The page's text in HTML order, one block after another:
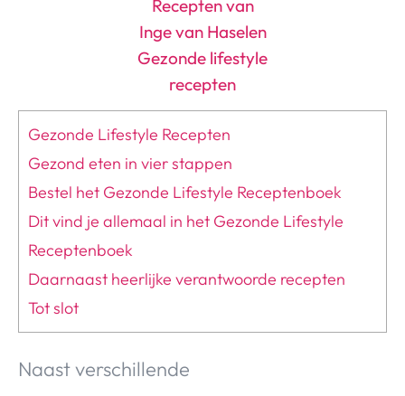
Gezonde Lifestyle Recepten
Gezond eten in vier stappen
Bestel het Gezonde Lifestyle Receptenboek
Dit vind je allemaal in het Gezonde Lifestyle
Receptenboek
Daarnaast heerlijke verantwoorde recepten
Tot slot
Naast verschillende